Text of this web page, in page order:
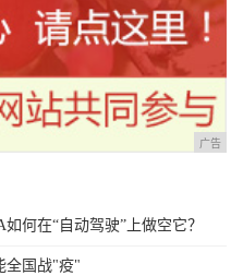
广告
何在“自动驾驶”上做空它？
全国战"疫"